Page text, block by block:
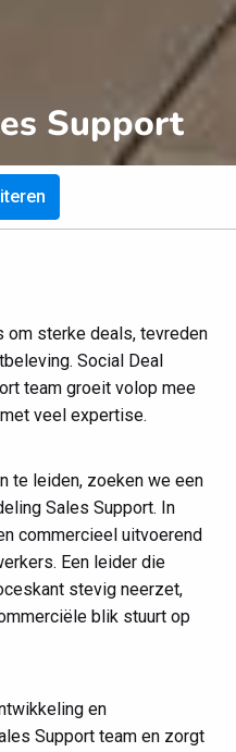
Support
om sterke deals, tevreden
Social Deal
team groeit volop mee
veel expertise.
te leiden, zoeken we een
Sales Support. In
commercieel uitvoerend
Een leider die
stevig neerzet,
blik stuurt op
en
Support team en zorgt